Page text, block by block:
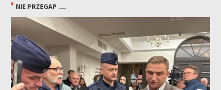
NIE PRZEGAP